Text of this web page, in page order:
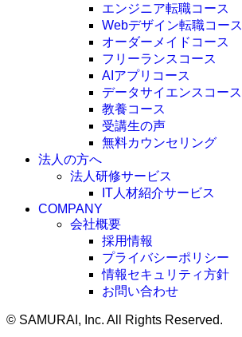
エンジニア転職コース
Webデザイン転職コース
オーダーメイドコース
フリーランスコース
AIアプリコース
データサイエンスコース
教養コース
受講生の声
無料カウンセリング
法人の方へ
法人研修サービス
IT人材紹介サービス
COMPANY
会社概要
採用情報
プライバシーポリシー
情報セキュリティ方針
お問い合わせ
© SAMURAI, Inc. All Rights Reserved.